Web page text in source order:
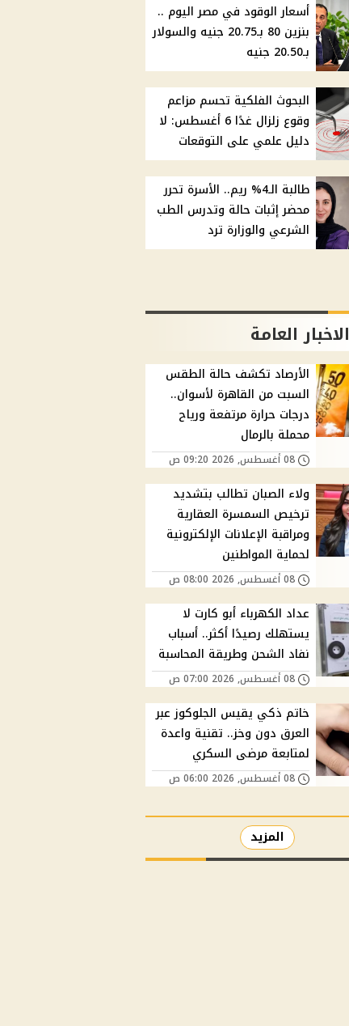
أسعار الوقود في مصر اليوم ..
بنزين 80 بـ20.75 جنيه والسولار
بـ20.50 جنيه
البحوث الفلكية تحسم مزاعم
وقوع زلزال غدًا 6 أغسطس: لا
دليل علمي على التوقعات
طالبة الـ4% ريم.. الأسرة تحرر
محضر إثبات حالة وتدرس الطب
الشرعي والوزارة ترد
الاخبار العامة
الأرصاد تكشف حالة الطقس
السبت من القاهرة لأسوان..
درجات حرارة مرتفعة ورياح
محملة بالرمال
08 أغسطس, 2026 09:20 ص
ولاء الصبان تطالب بتشديد
ترخيص السمسرة العقارية
ومراقبة الإعلانات الإلكترونية
لحماية المواطنين
08 أغسطس, 2026 08:00 ص
عداد الكهرباء أبو كارت لا
يستهلك رصيدًا أكثر.. أسباب
نفاد الشحن وطريقة المحاسبة
08 أغسطس, 2026 07:00 ص
خاتم ذكي يقيس الجلوكوز عبر
العرق دون وخز.. تقنية واعدة
لمتابعة مرضى السكري
08 أغسطس, 2026 06:00 ص
المزيد